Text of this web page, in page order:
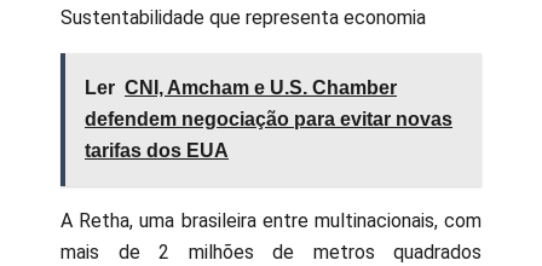
Sustentabilidade que representa economia
Ler CNI, Amcham e U.S. Chamber
defendem negociação para evitar novas
tarifas dos EUA
A Retha, uma brasileira entre multinacionais, com
mais de 2 milhões de metros quadrados